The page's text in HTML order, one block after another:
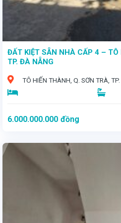
ĐẤT KIỆT SẴN NHÀ CẤP 4 –
TP. ĐÀ NẴNG
TÔ HIẾN THÀNH, Q. SƠN TRÀ,
6.000.000.000 đồng